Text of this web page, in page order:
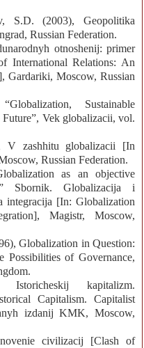
S.D. (2003), Geopolitika
Russian Federation.
otnoshenij: primer
International Relations: An
Gardariki, Moscow, Russian
Sustainable
Vek globalizacii, vol.
V zashhitu globalizacii [In
Russian Federation.
as an objective
Sbornik. Globalizacija i
integracija [In: Globalization
Magistr, Moscow,
Globalization in Question:
Possibilities of Governance,
kapitalizm.
Capitalism. Capitalist
izdanij KMK, Moscow,
civilizacij [Clash of